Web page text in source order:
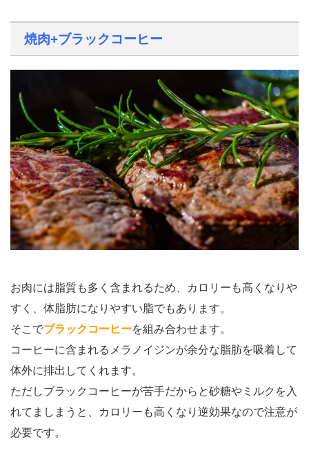
焼肉+ブラックコーヒー
お肉には脂質も多く含まれるため、カロリーも高くなりや
すく、体脂肪になりやすい脂でもあります。
そこでブラックコーヒーを組み合わせます。
コーヒーに含まれるメラノイジンが余分な脂肪を吸着して
体外に排出してくれます。
ただしブラックコーヒーが苦手だからと砂糖やミルクを入
れてましまうと、カロリーも高くなり逆効果なので注意が
必要です。